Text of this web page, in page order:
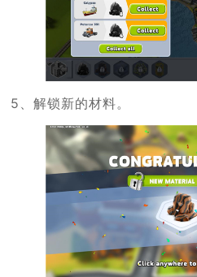
5、解锁新的材料。